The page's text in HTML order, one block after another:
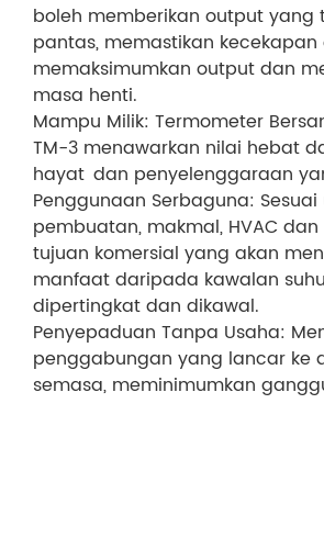
boleh memberikan output yang
pantas, memastikan
memaksimumkan output dan
masa henti.
Mampu Milik: Termometer
TM-3 menawarkan nilai hebat
hayat dan penyelenggaraan
Penggunaan Serbaguna: Sesuai
pembuatan, makmal, HVAC
tujuan komersial yang akan
manfaat daripada kawalan
dipertingkat dan dikawal.
Penyepaduan Tanpa Usaha:
penggabungan yang lancar ke
semasa, meminimumkan